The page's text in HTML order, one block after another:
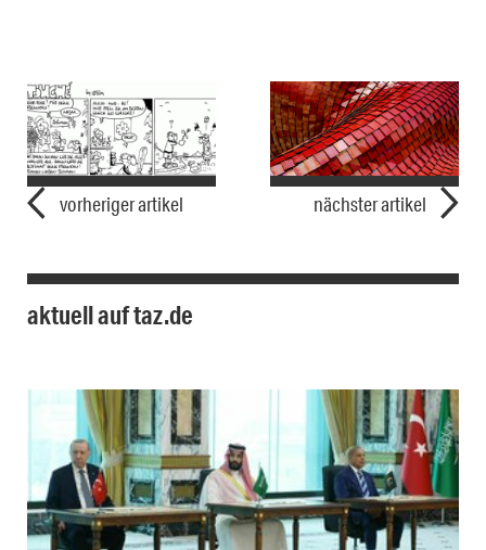
vorheriger artikel nächster artikel
aktuell auf taz.de